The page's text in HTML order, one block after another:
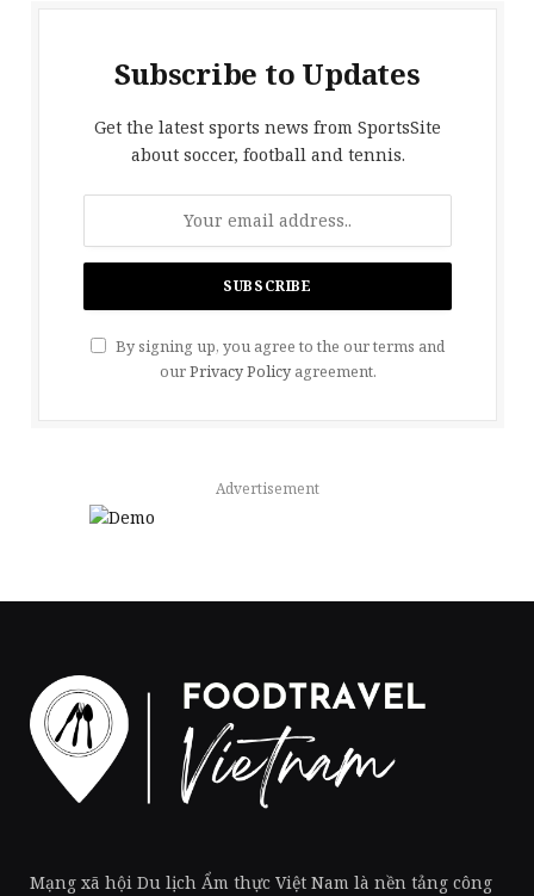
Subscribe to Updates
Get the latest sports news from SportsSite
about soccer, football and tennis.
By signing up, you agree to the our terms and
ourPrivacy Policyagreement.
Advertisement
Mạng xã hội Du lịch Ẩm thực Việt Nam là nền tảng công